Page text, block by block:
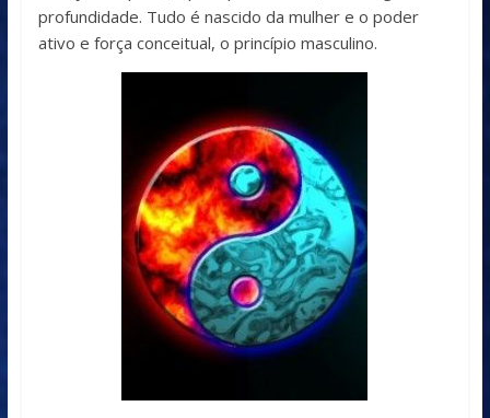
profundidade. Tudo é nascido da mulher e o poder
ativo e força conceitual, o princípio masculino.